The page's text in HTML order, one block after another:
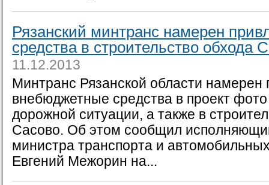
Рязанский минтранс намерен
средства в строительство обхода
11.12.2013
Минтранс Рязанской области намерен
внебюджетные средства в проект
дорожной ситуации, а также в
Сасово. Об этом сообщил
министра транспорта и
Евгений Межорин на...